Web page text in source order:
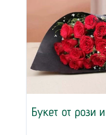
Букет от рози